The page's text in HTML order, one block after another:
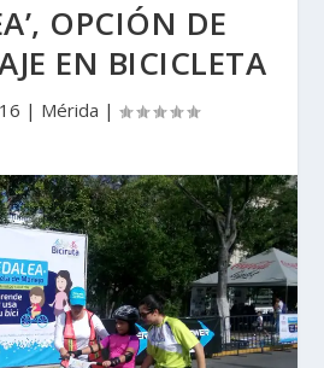
OPCIÓN DE
EN BICICLETA
| Mérida |